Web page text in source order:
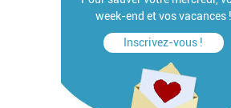
week-end et vos vacances !
Inscrivez-vous !